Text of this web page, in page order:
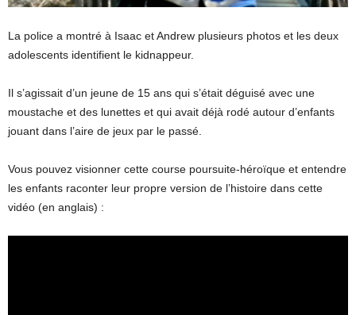
La police a montré à Isaac et Andrew plusieurs photos et les deux
adolescents identifient le kidnappeur.
Il s’agissait d’un jeune de 15 ans qui s’était déguisé avec une
moustache et des lunettes et qui avait déjà rodé autour d’enfants
jouant dans l’aire de jeux par le passé.
Vous pouvez visionner cette course poursuite-héroïque et entendre
les enfants raconter leur propre version de l’histoire dans cette
vidéo (en anglais) :